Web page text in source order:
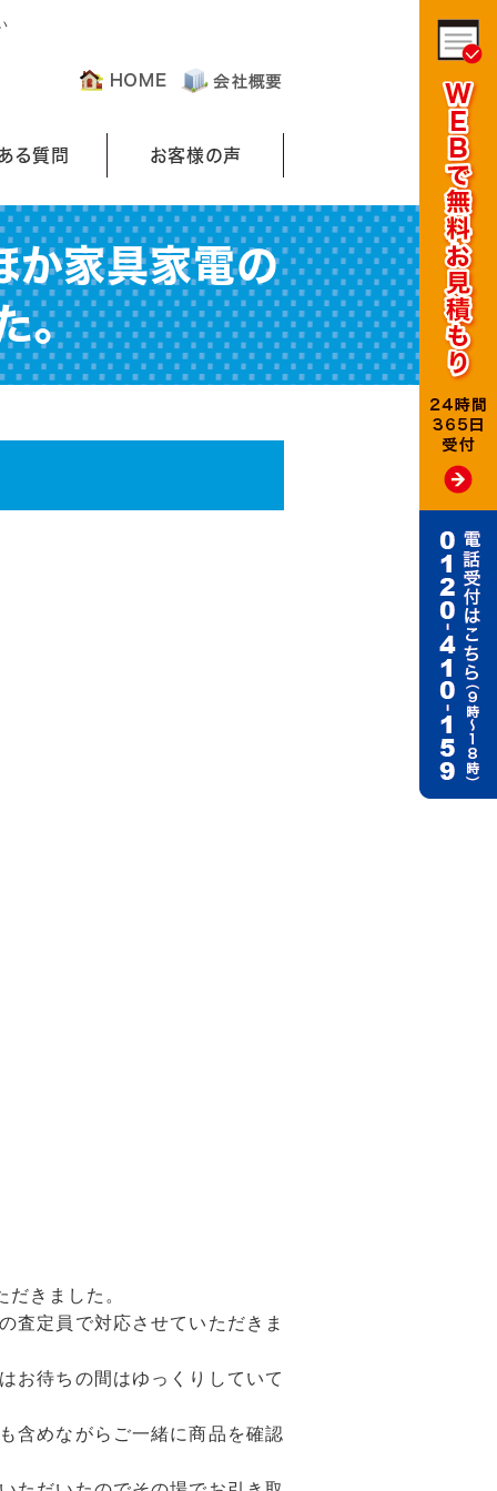
る質問 お客様の声
か家具家電の
。
きました。
査定員で対応させていただきま
お待ちの間はゆっくりしていて
含めながらご一緒に商品を確認